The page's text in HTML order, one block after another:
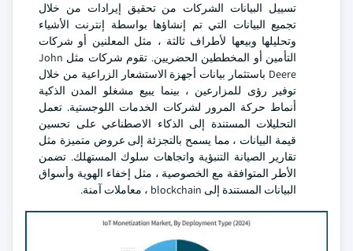
تسييل البيانات الشركات من تحقيق إيرادات من خلال
تجميع البيانات التي تم إنشاؤها بواسطة إنترنت الأشياء
وتحليلها وبيعها لأطراف ثالثة ، مثل المعلنين أو شركات
التأمين أو المخططين الحضريين. تقوم شركات مثل John
Deere باستثمار بيانات أجهزة الاستشعار الزراعية من خلال
توفير رؤى للمزارعين ، بينما يبيع مشغلو المدن الذكية
أنماط حركة المرور لشركات الخدمات اللوجستية. تعمل
التحليلات المستندة إلى الذكاء الاصطناعي على تحسين
قيمة البيانات ، مما يسمح بالتجزئة إلى عروض متميزة مثل
تقارير الصيانة التنبؤية واتجاهات سلوك المستهلك. تضمن
الأطر المتوافقة مع الخصوصية ، مثل إخفاء الهوية وأسواق
البيانات المستندة إلى blockchain ، معاملات آمنة.